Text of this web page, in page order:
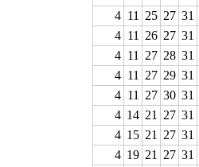
4 11 25 27 31
4 11 26 27 31
4 11 27 28 31
4 11 27 29 31
4 11 27 30 31
4 14 21 27 31
4 15 21 27 31
4 19 21 27 31